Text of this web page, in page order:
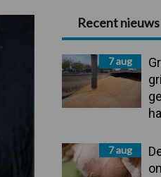
Primaire
Sidebar
Recent nieuws
7 aug
7 aug